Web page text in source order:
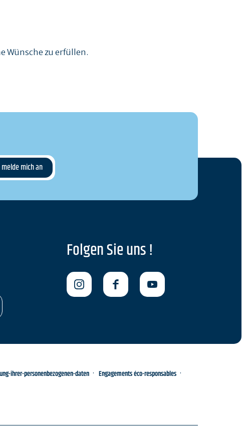
Wünsche zu erfüllen.
Folgen Sie uns !
ihrer-personenbezogenen-daten Engagements éco-responsables